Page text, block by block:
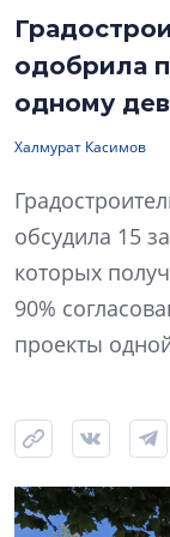
одобрила
одному
Халмурат Касимов
обсудила 15
которых
90%
проекты